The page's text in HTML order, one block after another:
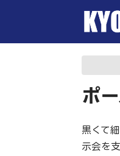
ポ
黒くて
示会を